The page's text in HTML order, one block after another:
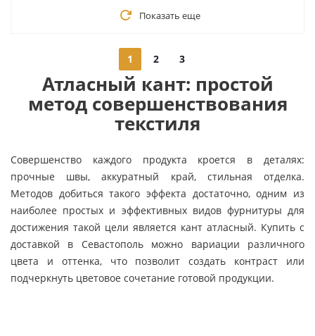
Показать еще
1 2 3
Атласный кант: простой
метод совершенствования
текстиля
Совершенство каждого продукта кроется в деталях:
прочные швы, аккуратный край, стильная отделка.
Методов добиться такого эффекта достаточно, одним из
наиболее простых и эффективных видов фурнитуры для
достижения такой цели является кант атласный. Купить с
доставкой в Севастополь можно вариации различного
цвета и оттенка, что позволит создать контраст или
подчеркнуть цветовое сочетание готовой продукции.